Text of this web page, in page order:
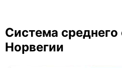
Система среднего
Норвегии